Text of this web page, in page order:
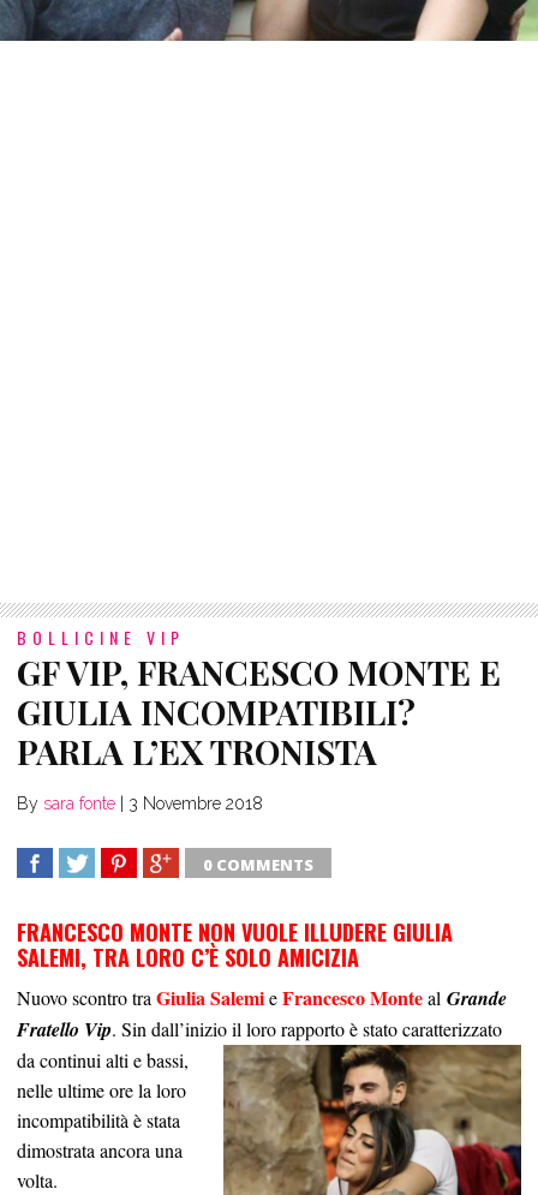
BOLLICINE VIP
GF VIP, FRANCESCO MONTE E
GIULIA INCOMPATIBILI?
PARLA L’EX TRONISTA
By sara fonte 3 Novembre 2018
0 COMMENTS
FRANCESCO MONTE NON VUOLE ILLUDERE GIULIA
SALEMI, TRA LORO C’È SOLO AMICIZIA
Nuovo scontro traGiulia SalemieFrancesco Monteal Grande
Fratello Vip. Sin dall’inizio il loro rapporto è statocaratterizzato
da continui alti e bassi,
nelle ultime ore la loro
incompatibilità è stata
dimostrata ancora una
volta.